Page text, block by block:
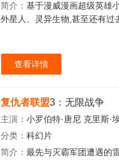
简介： 基于漫威漫画超级英雄
外星人、灵异生物,甚至还有过
查看详情
复仇者联盟3：无限战争
主演： 小罗伯特·唐尼 克里斯·
分类： 科幻片
简介： 最先与灭霸军团遭遇的